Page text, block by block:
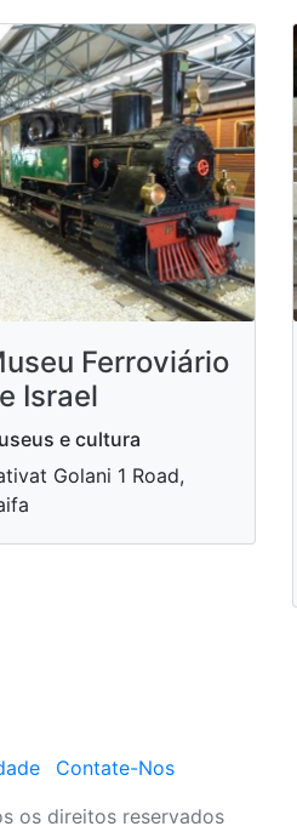
Ferroviário
Israel
e cultura
Golani 1 Road,
Contate-Nos
os direitos reservados